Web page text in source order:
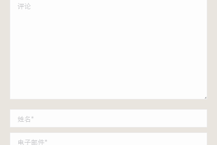
评论
姓名 *
电子邮件 *